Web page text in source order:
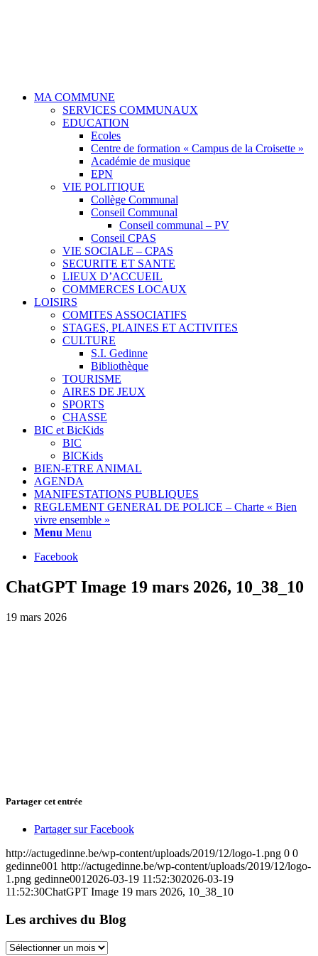
MA COMMUNE
SERVICES COMMUNAUX
EDUCATION
Ecoles
Centre de formation « Campus de la Croisette »
Académie de musique
EPN
VIE POLITIQUE
Collège Communal
Conseil Communal
Conseil communal – PV
Conseil CPAS
VIE SOCIALE – CPAS
SECURITE ET SANTE
LIEUX D’ACCUEIL
COMMERCES LOCAUX
LOISIRS
COMITES ASSOCIATIFS
STAGES, PLAINES ET ACTIVITES
CULTURE
S.I. Gedinne
Bibliothèque
TOURISME
AIRES DE JEUX
SPORTS
CHASSE
BIC et BicKids
BIC
BICKids
BIEN-ETRE ANIMAL
AGENDA
MANIFESTATIONS PUBLIQUES
REGLEMENT GENERAL DE POLICE – Charte « Bien
vivre ensemble »
Menu Menu
Facebook
ChatGPT Image 19 mars 2026, 10_38_10
19 mars 2026
Partager cet entrée
Partager sur Facebook
http://actugedinne.be/wp-content/uploads/2019/12/logo-1.png 0 0
gedinne001 http://actugedinne.be/wp-content/uploads/2019/12/logo-
1.png gedinne001 2026-03-19 11:52:302026-03-19
11:52:30ChatGPT Image 19 mars 2026, 10_38_10
Les archives du Blog
Les